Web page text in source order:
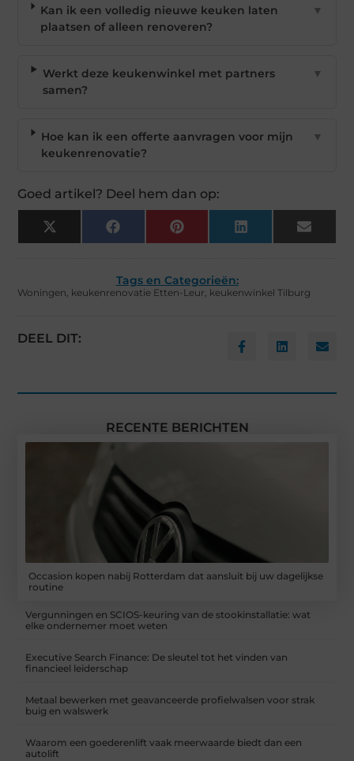
Kan ik een volledig nieuwe keuken laten
plaatsen of alleen renoveren?
▼
Werkt deze keukenwinkel met partners
samen?
▼
Hoe kan ik een offerte aanvragen voor mijn
keukenrenovatie?
▼
Goed artikel? Deel hem dan op:
X
(Twitter)
Facebook Pinterest LinkedIn Email
Tags en Categorieën:
Woningen, keukenrenovatie Etten-Leur, keukenwinkel Tilburg
DEEL DIT:
RECENTE BERICHTEN
Occasion kopen nabij Rotterdam dat aansluit bij uw dagelijkse
routine
Vergunningen en SCIOS-keuring van de stookinstallatie: wat
elke ondernemer moet weten
Executive Search Finance: De sleutel tot het vinden van
financieel leiderschap
Metaal bewerken met geavanceerde profielwalsen voor strak
buig en walswerk
Waarom een goederenlift vaak meerwaarde biedt dan een
autolift